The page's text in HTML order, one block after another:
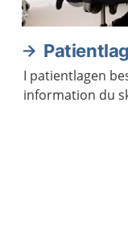
I patientlagen
information du